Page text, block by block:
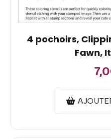
4 pochoirs,
Fawn,